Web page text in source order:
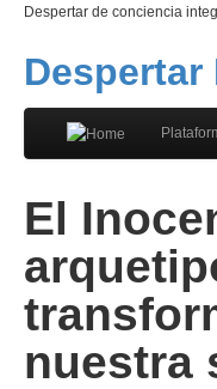
Despertar de conciencia
Despertar
El
nuestra